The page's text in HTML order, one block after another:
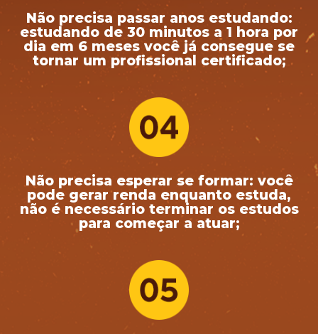
Não precisa passar anos estudando:
estudando de 30 minutos a 1 hora por
dia em 6 meses você já consegue se
tornar um profissional certificado;
Não precisa esperar se formar: você
pode gerar renda enquanto estuda,
não é necessário terminar os estudos
para começar a atuar;